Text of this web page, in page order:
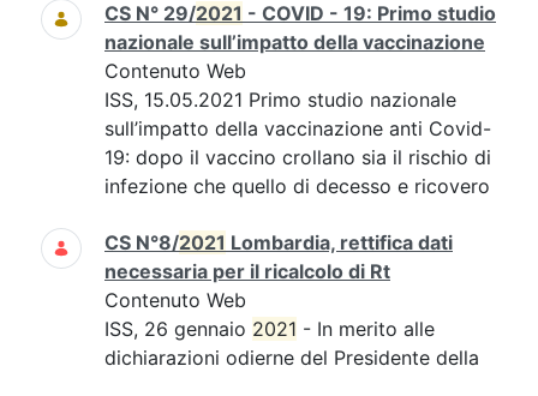
CS N° 29/2021 - COVID - 19: Primo studio
nazionale sull’impatto della vaccinazione
Contenuto Web
ISS, 15.05.2021 Primo studio nazionale
sull’impatto della vaccinazione anti Covid-
19: dopo il vaccino crollano sia il rischio di
infezione che quello di decesso e ricovero
CS N°8/2021 Lombardia, rettifica dati
necessaria per il ricalcolo di Rt
Contenuto Web
ISS, 26 gennaio 2021 - In merito alle
dichiarazioni odierne del Presidente della